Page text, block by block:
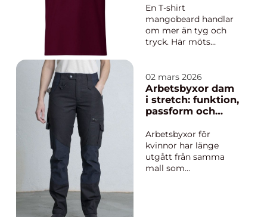
om en docka får
barnet träna ...
En T-shirt
mangobeard handlar
om mer än tyg och
tryck. Här möts
lördagsmorgnar
framför tjock-tv:n. T-
shirten blir en
förlängning av
den: någon som gillar
monster, humor,
skivsamlande och en
rejäl ...
02 mars 2026
Arbetsbyxor dam
i stretch: funktion,
passform och
Arbetsbyxor för
kvinnor har länge
utgått från samma
mall som